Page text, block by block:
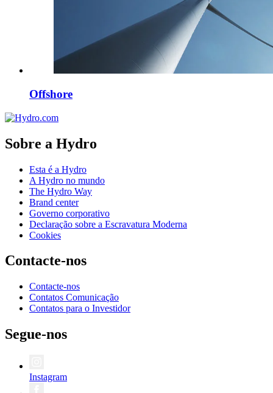
Offshore
Sobre a Hydro
Esta é a Hydro
A Hydro no mundo
The Hydro Way
Brand center
Governo corporativo
Declaração sobre a Escravatura Moderna
Cookies
Contacte-nos
Contacte-nos
Contatos Comunicação
Contatos para o Investidor
Segue-nos
Instagram